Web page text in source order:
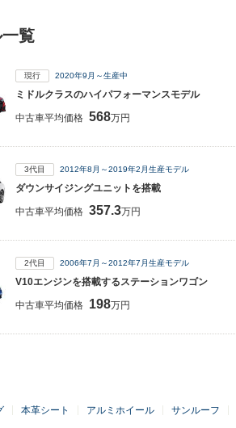
覧
現行 2020年9月～生産中
ミドルクラスのハイパフォーマンスモデル
中古車平均価格 568万円
3代目 2012年8月～2019年2月生産モデル
ダウンサイジングユニットを搭載
中古車平均価格 357.3万円
2代目 2006年7月～2012年7月生産モデル
V10エンジンを搭載するステーションワゴン
中古車平均価格 198万円
本革シート アルミホイール サンルーフ